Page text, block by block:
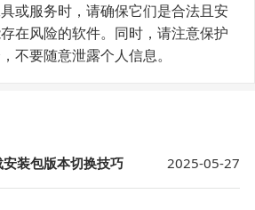
或服务时，请确保它们是合法且安
在风险的软件。同时，请注意保护
不要随意泄露个人信息。
装包版本切换技巧 2025-05-27